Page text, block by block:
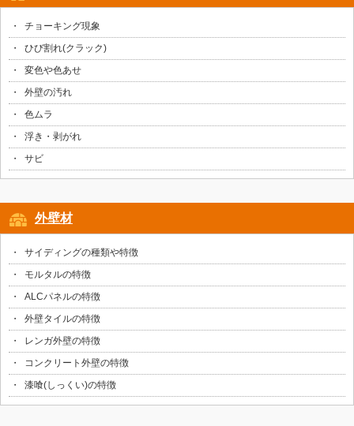
チョーキング現象
ひび割れ(クラック)
変色や色あせ
外壁の汚れ
色ムラ
浮き・剥がれ
サビ
外壁材
サイディングの種類や特徴
モルタルの特徴
ALCパネルの特徴
外壁タイルの特徴
レンガ外壁の特徴
コンクリート外壁の特徴
漆喰(しっくい)の特徴